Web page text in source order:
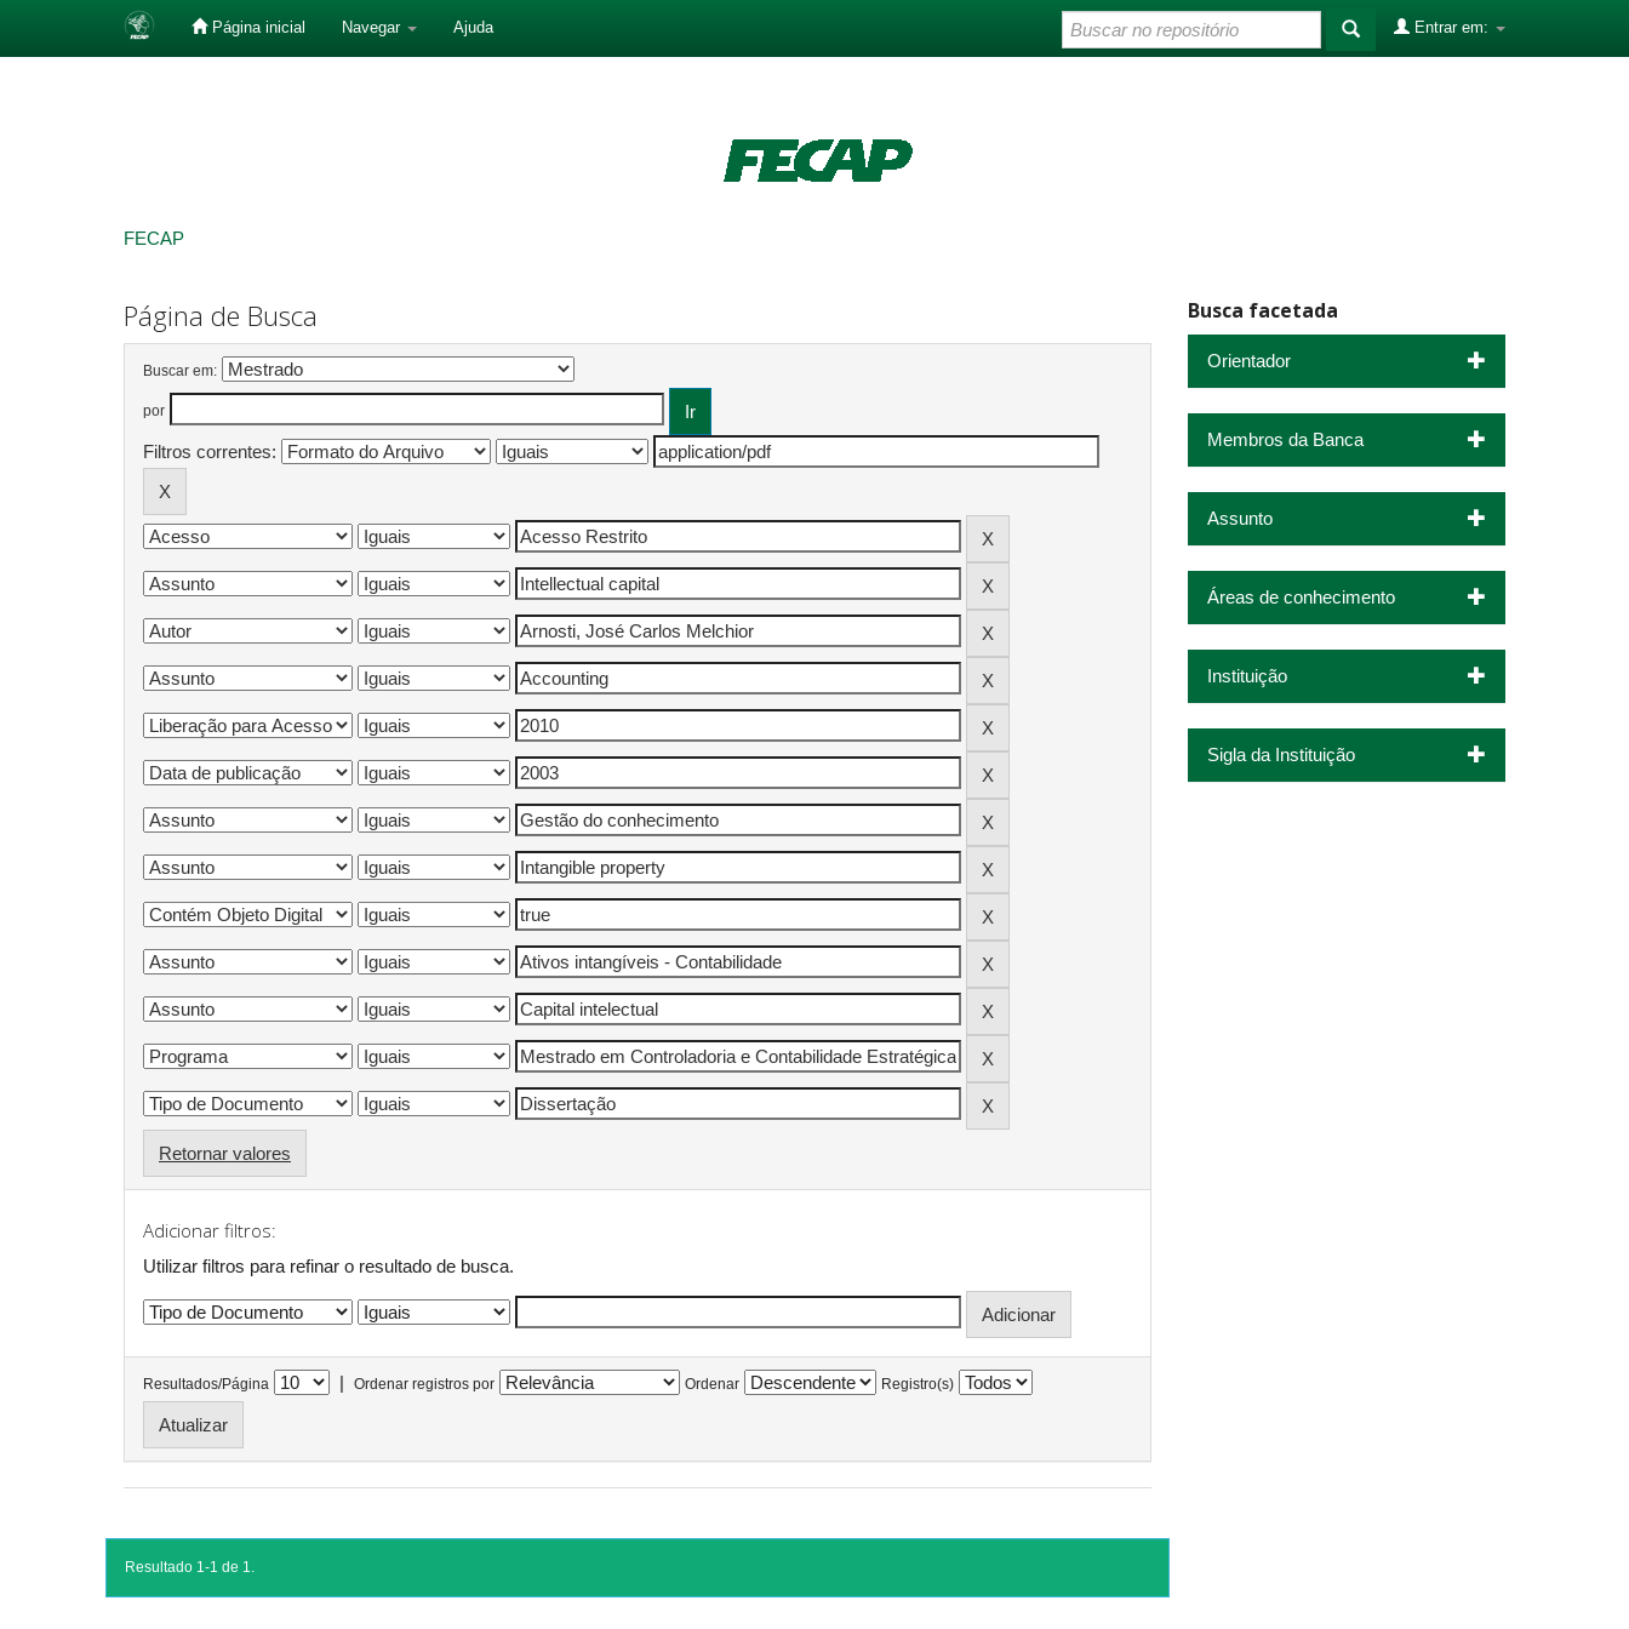
Página inicial Navegar Ajuda Entrar em:
FECAP
Página de Busca
Buscar em:
por
Filtros correntes:
Retornar valores
Adicionar filtros:
Utilizar filtros para refinar o resultado de busca.
Resultados/Página | Ordenar registros por Ordenar Registro(s)
Resultado 1-1 de 1.
Busca facetada
Orientador
Membros da Banca
Assunto
Áreas de conhecimento
Instituição
Sigla da Instituição